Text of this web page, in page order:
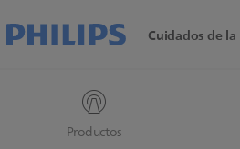
Cuidados de
Productos